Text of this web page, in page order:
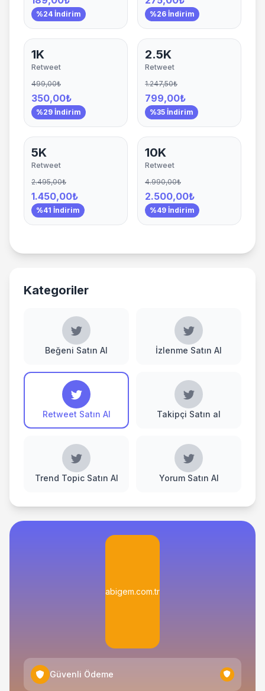
%24 İndirim %26 İndirim
1K
Retweet
499,00₺
350,00₺
%29 İndirim
2.5K
Retweet
1.247,50₺
799,00₺
%35 İndirim
5K
Retweet
2.495,00₺
1.450,00₺
%41 İndirim
10K
Retweet
4.990,00₺
2.500,00₺
%49 İndirim
Kategoriler
Beğeni Satın Al İzlenme Satın Al
Retweet Satın Al Takipçi Satın al
Trend Topic Satın Al Yorum Satın Al
abigem.com.tr
Güvenli Ödeme